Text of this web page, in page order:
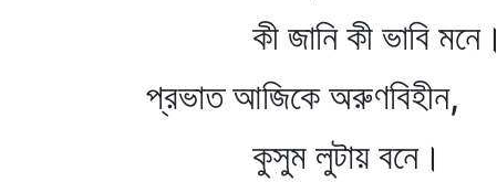
কী জানি কী ভাবি মনে।
প্রভাত আজিকে অরুণবিহীন,
কুসুম লুটায় বনে।